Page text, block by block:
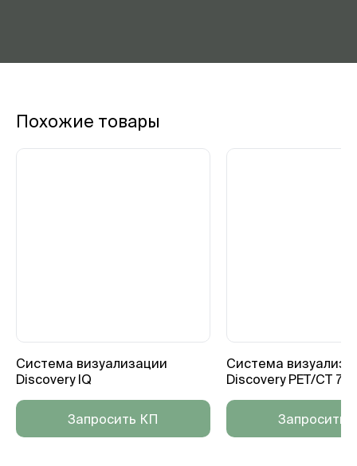
Похожие товары
Система визуализации
Discovery IQ
Запросить КП
Система
Discovery PET/CT 710
Запросить